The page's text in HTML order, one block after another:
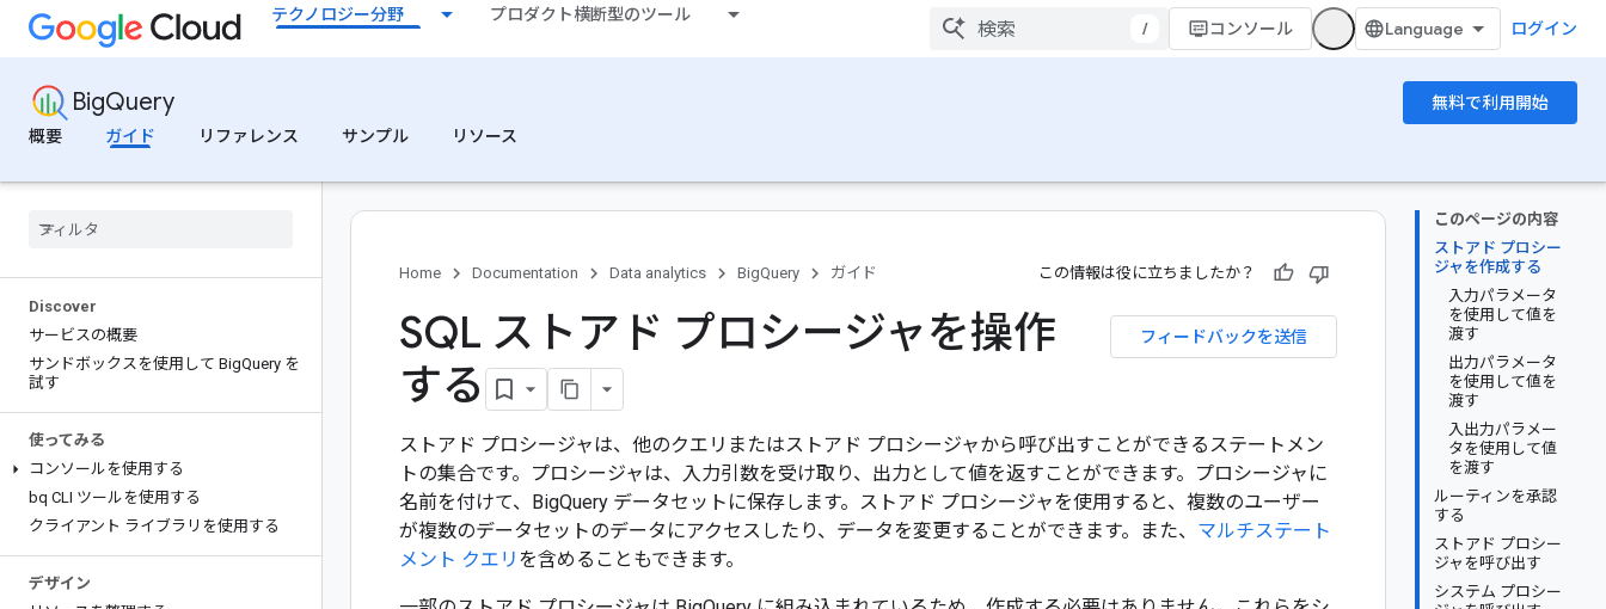
テクノロジー分野 プロダクト横断型のツール
/ コンソール ログイン
BigQuery
無料で利用開始
概要
ガイド リファレンス サンプル リソース
Discover
サービスの概要
サンドボックスを使用して BigQuery を
試す
使ってみる
コンソールを使用する
bq CLI ツールを使用する
クライアント ライブラリを使用する
デザイン
このページの内容
ストアド プロシー
ジャを作成する
入力パラメータ
を使用して値を
渡す
出力パラメータ
を使用して値を
渡す
入出力パラメー
タを使用して値
を渡す
ルーティンを承認
する
ストアド プロシー
ジャを呼び出す
システム プロシー
Home Documentation Data analytics BigQuery ガイド この情報は役に立ちましたか？
フィードバックを送信
SQL ストアド プロシージャを操作
する
ストアド プロシージャは、他のクエリまたはストアド プロシージャから呼び出すことができるステートメン
トの集合です。
プロシージャは、入力引数を受け取り、出力として値を返すことができます。プロシージャに
名前を付けて、BigQuery データセットに保存します。ストアド プロシージャを使用すると、複数のユーザー
が複数のデータセットのデータにアクセスしたり、データを変更することができます。また、 マルチステート
メント クエリ を含めることもできます。